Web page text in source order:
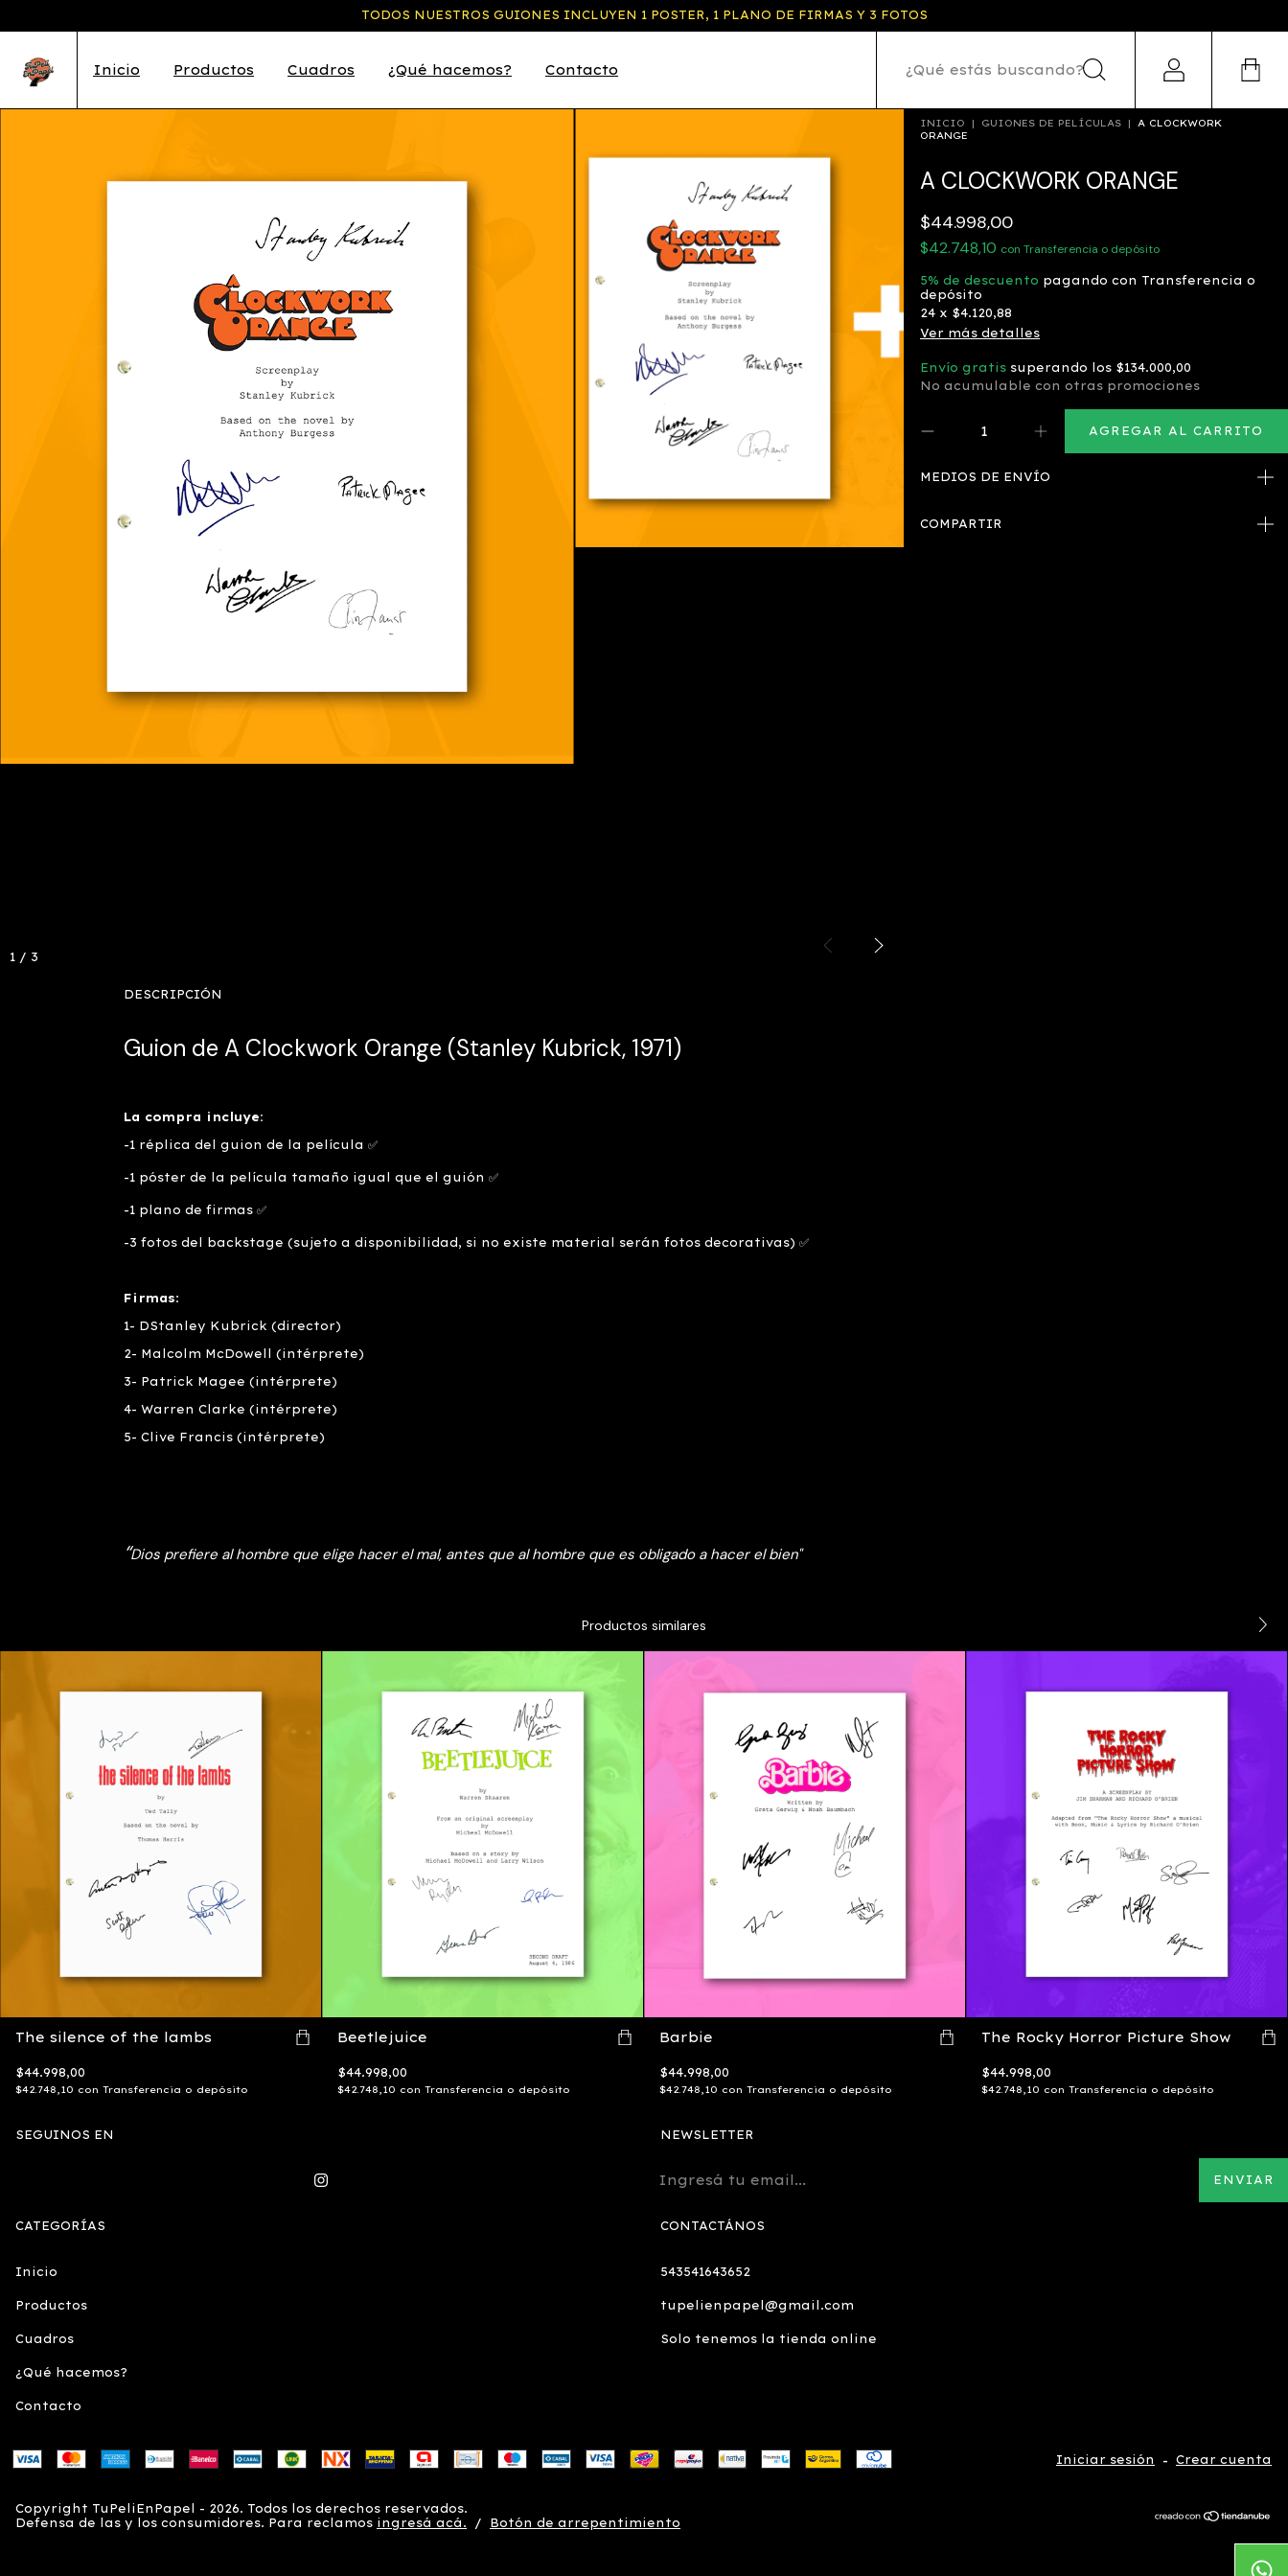
TODOS NUESTROS GUIONES INCLUYEN 1 POSTER, 1 PLANO DE FIRMAS Y 3 FOTOS
Inicio Productos Cuadros ¿Qué hacemos? Contacto
1 / 3
INICIO | GUIONES DE PELÍCULAS |
A CLOCKWORK
ORANGE
A CLOCKWORK ORANGE
$44.998,00
$42.748,10 con Transferencia o depósito
5% de descuento pagando con Transferencia o
depósito
24 x $4.120,88
Ver más detalles
Envío gratis superando los $134.000,00
No acumulable con otras promociones
MEDIOS DE ENVÍO
COMPARTIR
DESCRIPCIÓN
Guion de A Clockwork Orange (Stanley Kubrick, 1971)
La compra incluye:
-1 réplica del guion de la película ✅
-1 póster de la película tamaño igual que el guión ✅
-1 plano de firmas ✅
-3 fotos del backstage (sujeto a disponibilidad, si no existe material serán fotos decorativas) ✅
Firmas:
1- DStanley Kubrick (director)
2- Malcolm McDowell (intérprete)
3- Patrick Magee (intérprete)
4- Warren Clarke (intérprete)
5- Clive Francis (intérprete)
“Dios prefiere al hombre que elige hacer el mal, antes que al hombre que es obligado a hacer el bien"
Productos similares
The silence of the lambs
$44.998,00
$42.748,10 con Transferencia o depósito
Beetlejuice
$44.998,00
$42.748,10 con Transferencia o depósito
Barbie
$44.998,00
$42.748,10 con Transferencia o depósito
The Rocky Horror Picture Show
$44.998,00
$42.748,10 con Transferencia o depósito
SEGUINOS EN NEWSLETTER
CATEGORÍAS
Inicio
Productos
Cuadros
¿Qué hacemos?
Contacto
CONTACTÁNOS
543541643652
tupelienpapel@gmail.com
Solo tenemos la tienda online
Iniciar sesión - Crear cuenta
Copyright TuPeliEnPapel - 2026. Todos los derechos reservados.
Defensa de las y los consumidores. Para reclamos ingresá acá. / Botón de arrepentimiento